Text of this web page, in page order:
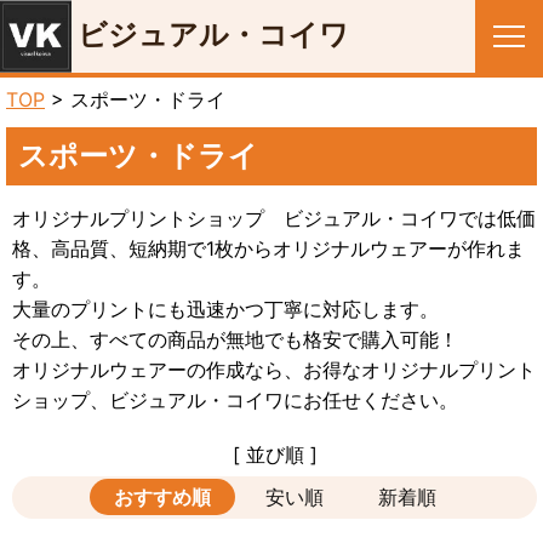
ビジュアル・コイワ
TOP > スポーツ・ドライ
スポーツ・ドライ
オリジナルプリントショップ ビジュアル・コイワでは低価
格、高品質、短納期で1枚からオリジナルウェアーが作れま
す。
大量のプリントにも迅速かつ丁寧に対応します。
その上、すべての商品が無地でも格安で購入可能！
オリジナルウェアーの作成なら、お得なオリジナルプリント
ショップ、ビジュアル・コイワにお任せください。
[ 並び順 ]
おすすめ順
安い順 新着順